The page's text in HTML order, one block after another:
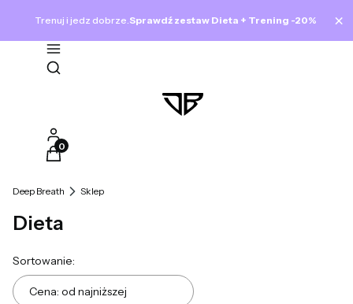
Trenuj i jedz dobrze.Sprawdź zestaw Dieta + Trening -20% ×
Otwórz wyszukiwarkę
Produkty w koszyku: 0. Zobacz szczegóły
Deep Breath Sklep
Dieta
Lista produktów
Sortowanie:
Cena: od najniższej